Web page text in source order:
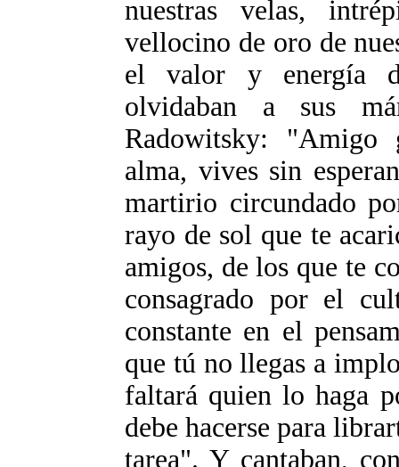
nuestras velas,
vellocino de oro de
el valor y energía
olvidaban a sus
Radowitsky: "Amigo
alma, vives sin
martirio circundado
rayo de sol que te
amigos, de los que te
consagrado por el
constante en el
que tú no llegas a
faltará quien lo haga
debe hacerse para
tarea". Y cantaban,